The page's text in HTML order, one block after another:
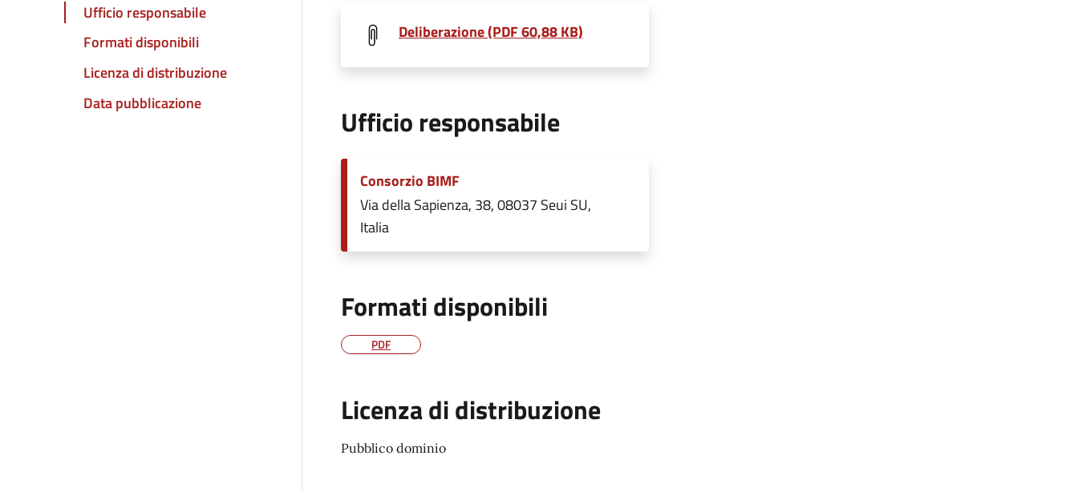
Ufficio responsabile
Formati disponibili
Licenza di distribuzione
Data pubblicazione
Deliberazione (PDF 60,88 KB)
Ufficio responsabile
Consorzio BIMF
Via della Sapienza, 38, 08037 Seui SU,
Italia
Formati disponibili
PDF
Licenza di distribuzione
Pubblico dominio